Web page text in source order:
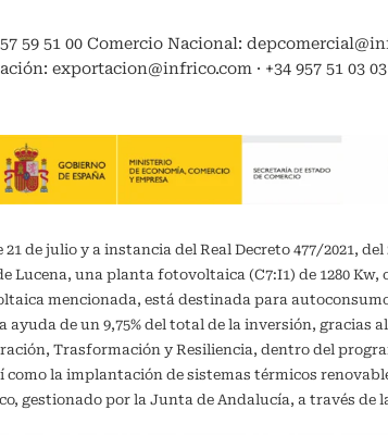
59 51 00 Comercio Nacional:
exportacion@infrico.com · +34 957 51 03 03
21 de julio y a instancia del Real Decreto 477/2021,
una planta fotovoltaica (C7:I1) de 1280
mencionada, está destinada para
de un 9,75% del total de la inversión, gracias
Trasformación y Resiliencia, dentro del
la implantación de sistemas térmicos
gestionado por la Junta de Andalucía, a través de